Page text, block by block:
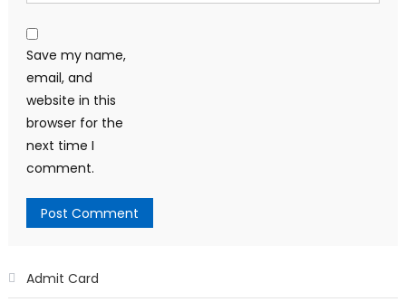
Save my name,
email, and
website in this
browser for the
next time I
comment.
Admit Card